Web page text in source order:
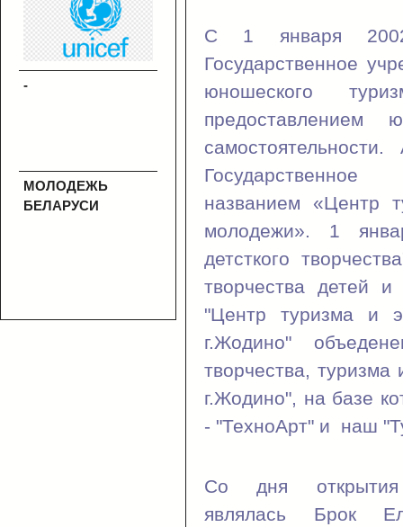
-
МОЛОДЕЖЬ
БЕЛАРУСИ
С 1 января
Государственное
юношеского
предоставлением
названием «Центр
молодежи». 1
детсткого
творчества детей
"Центр туризма и
г.Жодино"
творчества,
г.Жодино", на базе
- "ТехноАрт" и наш
Со дня
являлась Брок